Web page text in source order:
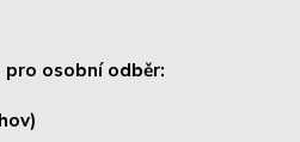
osobní odběr: